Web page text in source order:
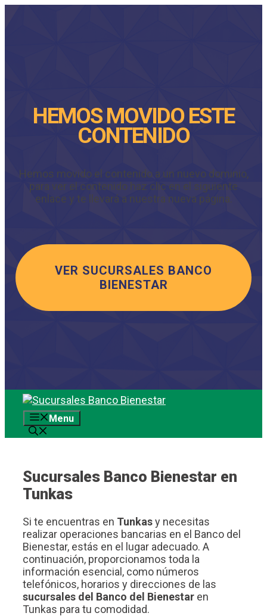
HEMOS MOVIDO ESTE
CONTENIDO
Hemos movido el contenido a un nuevo dominio,
para ver el contenido haz clic en el siguiente
enlace y te llevará a nuestra nueva página.
VER SUCURSALES BANCO
BIENESTAR
Saltar
contenidoMenu
Sucursales Banco Bienestar en
Tunkas
Si te encuentras en Tunkasy necesitas
realizar operaciones bancarias en el Banco del
Bienestar, estás en el lugar adecuado. A
continuación, proporcionamos toda la
información esencial, como números
telefónicos, horarios y direcciones de las
sucursales del Banco del Bienestar en
Tunkas para tu comodidad.